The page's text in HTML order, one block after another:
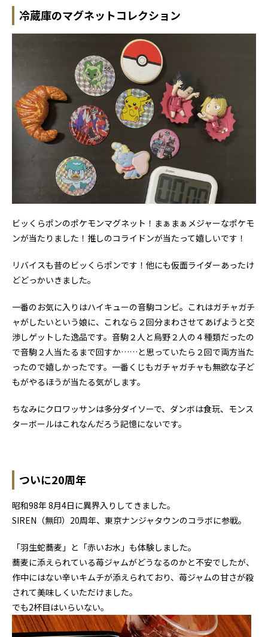
冷蔵庫のマグネットコレクション
ビッくらポンのポケモンマグネット！まぁまぁメジャーなポケモ
ンが当たりました！推しのコライドンが当たって嬉しいです！
リバイスも昔のビッくらポンです！他にも仮面ライダーあったけ
どどっかいきました。
一番のお気に入りはハイキューの音駒コンビ。これはガチャガチ
ャがしたいという娘に、これなら２回分まわさせてあげようと交
渉しゲットした逸品です。音駒２人と烏野２人の４種類だったの
で音駒２人当たるまで回すか……と思っていたら２回で両方当た
ったので嬉しかったです。一番くじもガチャガチャも無欲な子ど
もがやるほうが当たる気がします。
ちなみにクロワッサンは多分ダイソーで、ダンボは食玩、モンス
ターボールはこれなんだろう記憶にないです。
ついに20周年
昭和98年 8月4日に異界入りしてきました。
SIREN（無印）20周年、東京ナンジャタウンのコラボに参戦。
「羽生蛇蕎麦」と「赤いお水」も体験しました。
蕎麦に添えられている苺ジャムがどうなるのかと不安でしたが、
作中にはない辛いキムチが添えられており、苺ジャムの甘さが殺
されて美味しくいただけました。
でも2杯目はいらいない。